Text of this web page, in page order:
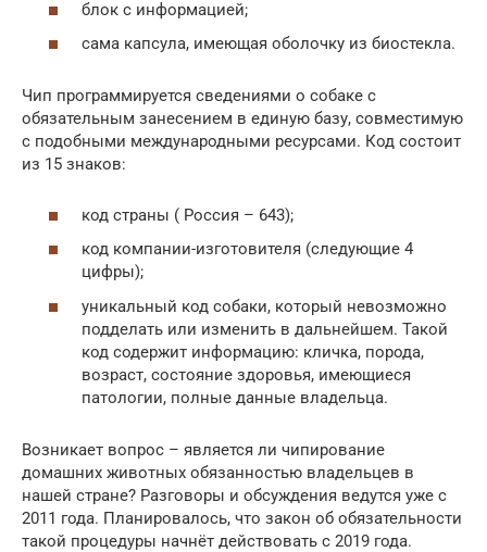
блок с информацией;
сама капсула, имеющая оболочку из биостекла.
Чип программируется сведениями о собаке с
обязательным занесением в единую базу, совместимую
с подобными международными ресурсами. Код состоит
из 15 знаков:
код страны ( Россия – 643);
код компании-изготовителя (следующие 4
цифры);
уникальный код собаки, который невозможно
подделать или изменить в дальнейшем. Такой
код содержит информацию: кличка, порода,
возраст, состояние здоровья, имеющиеся
патологии, полные данные владельца.
Возникает вопрос – является ли чипирование
домашних животных обязанностью владельцев в
нашей стране? Разговоры и обсуждения ведутся уже с
2011 года. Планировалось, что закон об обязательности
такой процедуры начнёт действовать с 2019 года.